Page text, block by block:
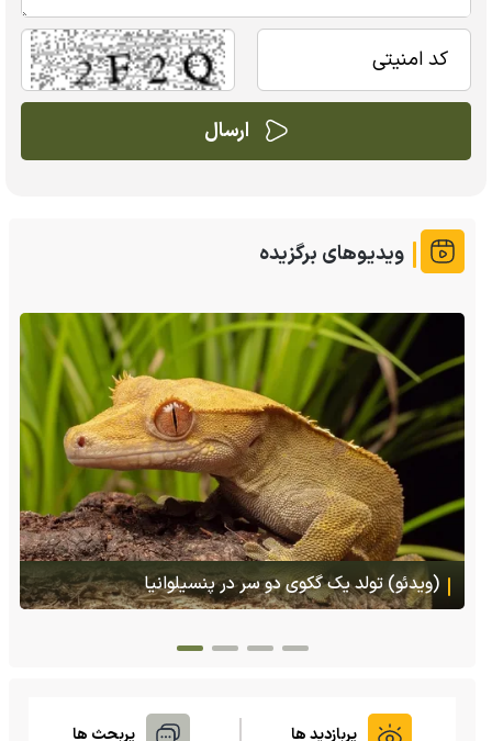
ویدیوهای برگزیده
(ویدئو) تصاویر شگفت‌انگیز از مارمولک گلو بادبزنی که
هنگام خطر یک مایع چسبناک از بدنش پرتاب می‌کند
پربازدید ها پربحث ها